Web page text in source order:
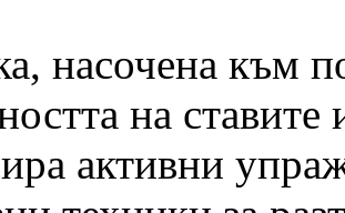
насочена към
на ставите
активни